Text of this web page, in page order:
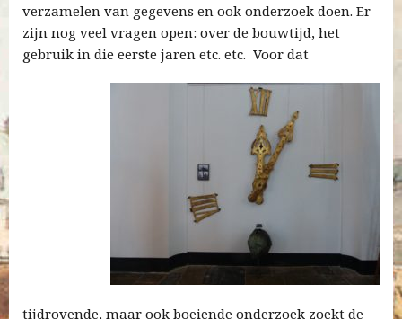
verzamelen van gegevens en ook onderzoek doen. Er
zijn nog veel vragen open: over de bouwtijd, het
gebruik in die eerste jaren etc. etc. Voor dat
tijdrovende, maar ook boeiende onderzoek zoekt de